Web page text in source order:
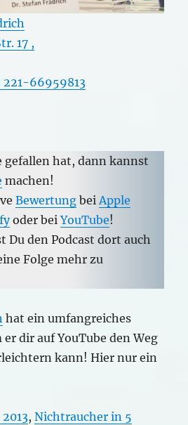
17 ,
66959813
gefallen hat, dann kannst
machen!
Bewertung beiApple
oder beiYouTube!
Du den Podcast dort auch
Folge mehr zu
hat ein umfangreiches
dir auf YouTube den Weg
kann! Hier nur ein
,Nichtraucher in 5